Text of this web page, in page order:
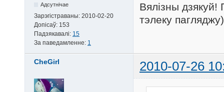
Адсутнічае
Зарэгістраваны: 2010-02-20
Допісаў: 153
Падзякавалі: 15
За паведамленне: 1
Вялізны дзякуй!
тэлеку
CheGirl 2010-07-26